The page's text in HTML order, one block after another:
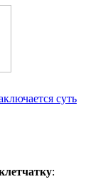
суть
: